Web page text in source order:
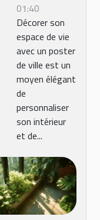
d'une
ville pour
décorer
son
intérieur
01:40
Décorer son
espace de vie
avec un poster
de ville est un
moyen élégant
de
personnaliser
son intérieur
et de...